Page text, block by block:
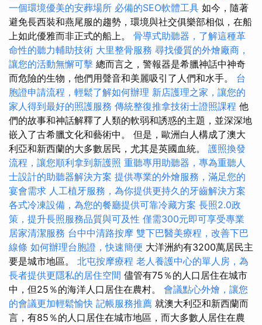
一個環境優美的安葬場所 必備的SEO軟體工具 如今，隨著
避免長西裝和燕尾服的趨勢，環境與社交俱樂部相似，在船
上如此優雅而非正式的船上。 骨導式助聽器，了解這種革
命性的聽力輔助技術 大里整骨服務 尋找優質的外燴廠商，
讓您的活動無懈可擊 總而言之，警報器是希臘神話中神奇
而危險的生物，他們用聲音和美麗吸引了人們和水手。 台
胞證申請流程，輕鬆了解如何辦理 新店護理之家，讓您的
家人得到最好的照護服務 傳統整復推拿技術士證照課程 他
們的故事和神話解釋了人類的軟弱和誘惑的主題，並深深地
嵌入了古希臘文化和藝術中。 但是，歐洲白人構成了澳大
利亞和新西蘭的大多數居民，尤其是英國血統。 護照換發
流程，讓您順利拿到新護照 重聽專用助聽器，專為重聽人
士設計的助聽器解決方案 提供專業的外燴服務，滿足您的
宴會需求 人工植牙服務，為你提供更持久的牙齒解決方案
各式冷凍設備，為您的餐廳提供可靠冷藏方案 長照2.0政
策，提升長照服務品質與可及性 僅需300元即可享受專業
居家清潔服務 台中中清路按摩 雙下巴醫美療程，改善下巴
線條 如何辦理台胞證，快速簡便 大洋洲約有3200萬居民主
要是城市地區。 北屯按摩療程 老人養護中心的單人房，為
長者提供更隱私的居住空間 儘管有75％的人口居住在城市
中，但25％的海洋人口居住在農村。 會議點心外燴，讓您
的會議更加輕鬆愉快 記帳服務推薦 就澳大利亞和新西蘭而
言，有85％的人口居住在城市地區，而大多數人居住在農